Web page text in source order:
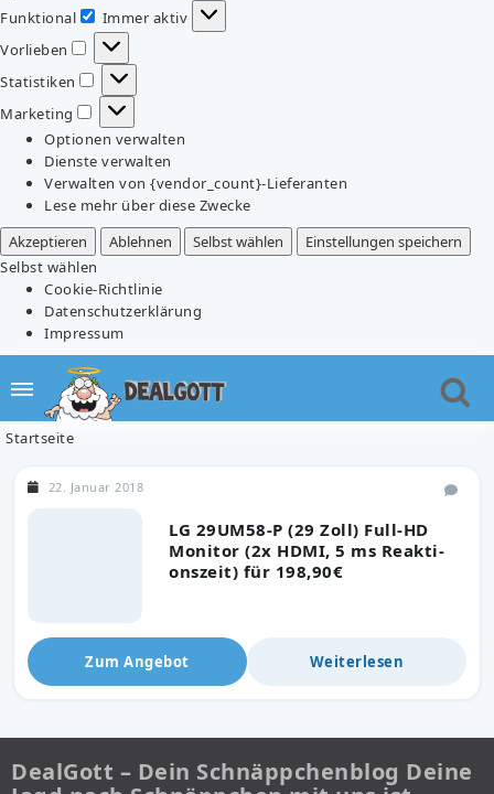
Funktional
Funktional
Immer aktiv
Vorlieben
Vorlieben
Statistiken
Statistiken
Marketing
Marketing
Optionen verwalten
Dienste verwalten
Verwalten von {vendor_count}-Lieferanten
Lese mehr über diese Zwecke
Akzeptieren
Ablehnen Selbst wählen
Einstellungen speichern
Selbst wählen
Cookie-Richtlinie
Datenschutzerklärung
Impressum
Startseite
LG 29UM58-P (29 Zoll) Full-HD
Monitor (2x HDMI, 5 ms Re­ak­ti­
ons­zeit) für 198,90€
22. Januar 2018
Zum Angebot Weiterlesen
DealGott – Dein Schnäppchenblog Deine